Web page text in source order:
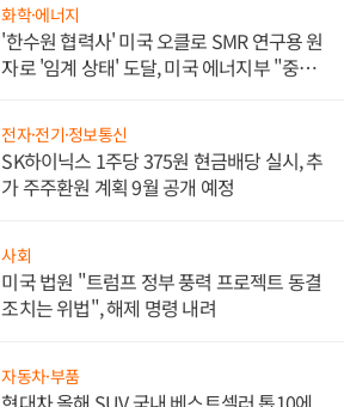
화학·에너지
'한수원 협력사' 미국 오클로 SMR 연구용 원
자로 '임계 상태' 도달, 미국 에너지부 "중요
전자·전기·정보통신
SK하이닉스 1주당 375원 현금배당 실시, 추
가 주주환원 계획 9월 공개 예정
사회
미국 법원 "트럼프 정부 풍력 프로젝트 동결
조치는 위법", 해제 명령 내려
자동차·부품